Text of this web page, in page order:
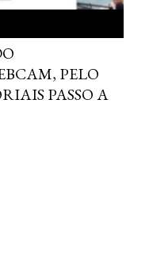
PELO
PASSO A